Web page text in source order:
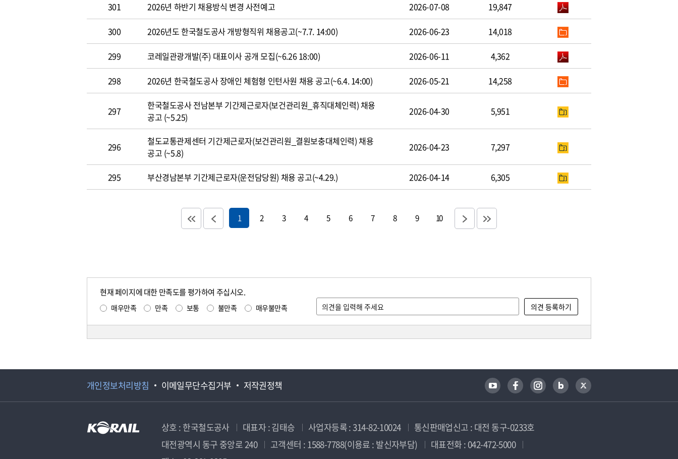
301 2026년 하반기 채용방식 변경 사전예고 2026-07-08 19,847
300 2026년도 한국철도공사 개방형직위 채용공고(~7.7. 14:00) 2026-06-23 14,018
299 코레일관광개발(주) 대표이사 공개 모집(~6.26 18:00) 2026-06-11 4,362
298 2026년 한국철도공사 장애인 체험형 인턴사원 채용 공고(~6.4. 14:00) 2026-05-21 14,258
297
한국철도공사 전남본부 기간제근로자(보건관리원_휴직대체인력) 채용
공고 (~5.25)
2026-04-30 5,951
296
철도교통관제센터 기간제근로자(보건관리원_결원보충대체인력) 채용
공고 (~5.8)
2026-04-23 7,297
295 부산경남본부 기간제근로자(운전담당원) 채용 공고(~4.29.) 2026-04-14 6,305
1 2 3 4 5 6 7 8 9 10
현재 페이지에 대한 만족도를 평가하여 주십시오.
매우만족 만족 보통 불만족 매우불만족
개인정보처리방침 이메일무단수집거부 저작권정책
상호 : 한국철도공사 대표자 : 김태승 사업자등록 : 314-82-10024
통신판매업신고 : 대전 동구-0233호
대전광역시 동구 중앙로 240
고객센터 : 1588-7788(이용료 : 발신자부담)
대표전화 : 042-472-5000